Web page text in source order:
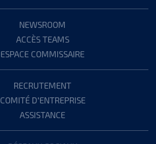
NEWSROOM
ACCÈS TEAMS
ESPACE COMMISSAIRE
RECRUTEMENT
COMITÉ D'ENTREPRISE
ASSISTANCE